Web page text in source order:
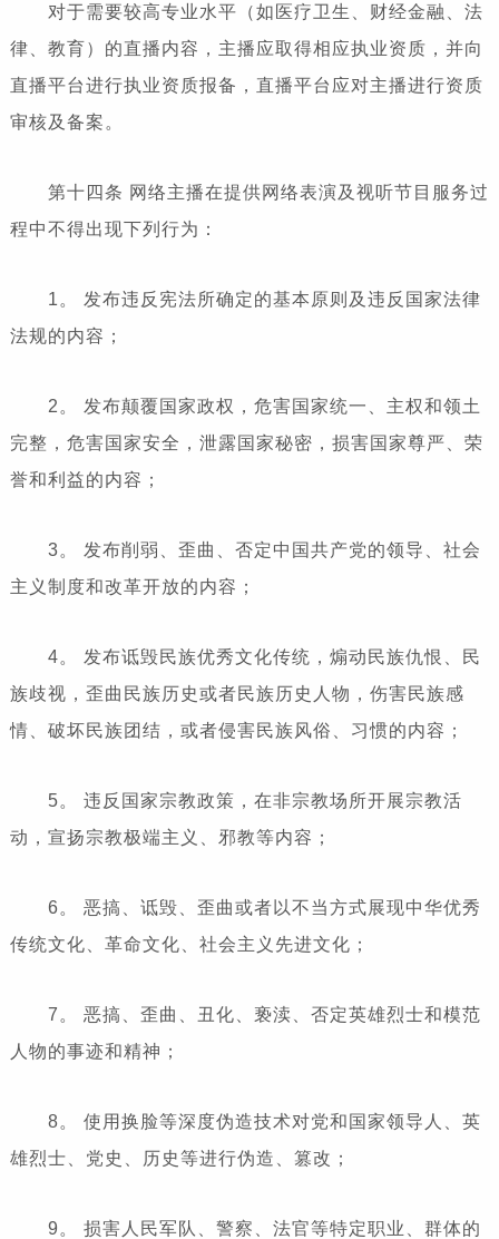
对于需要较高专业水平（如医疗卫生、财经金融、法
律、教育）的直播内容，主播应取得相应执业资质，并向
直播平台进行执业资质报备，直播平台应对主播进行资质
审核及备案。
第十四条 网络主播在提供网络表演及视听节目服务过
程中不得出现下列行为：
1。 发布违反宪法所确定的基本原则及违反国家法律
法规的内容；
2。 发布颠覆国家政权，危害国家统一、主权和领土
完整，危害国家安全，泄露国家秘密，损害国家尊严、荣
誉和利益的内容；
3。 发布削弱、歪曲、否定中国共产党的领导、社会
主义制度和改革开放的内容；
4。 发布诋毁民族优秀文化传统，煽动民族仇恨、民
族歧视，歪曲民族历史或者民族历史人物，伤害民族感
情、破坏民族团结，或者侵害民族风俗、习惯的内容；
5。 违反国家宗教政策，在非宗教场所开展宗教活
动，宣扬宗教极端主义、邪教等内容；
6。 恶搞、诋毁、歪曲或者以不当方式展现中华优秀
传统文化、革命文化、社会主义先进文化；
7。 恶搞、歪曲、丑化、亵渎、否定英雄烈士和模范
人物的事迹和精神；
8。 使用换脸等深度伪造技术对党和国家领导人、英
雄烈士、党史、历史等进行伪造、篡改；
9。 损害人民军队、警察、法官等特定职业、群体的